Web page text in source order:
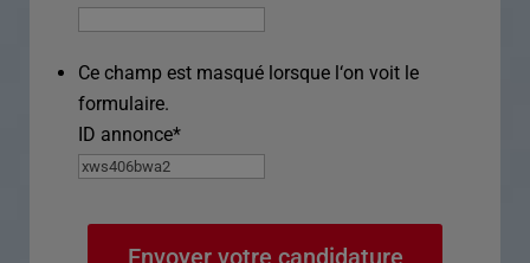
Ce champ est masqué lorsque l‘on voit le
formulaire.
ID annonce*